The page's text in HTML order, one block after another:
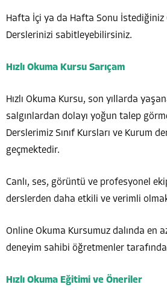
Hafta İçi ya da Hafta Sonu İstediğiniz
Derslerinizi sabitleyebilirsiniz.
Hızlı Okuma Kursu Sarıçam
Hızlı Okuma Kursu, son yıllarda
salgınlardan dolayı yoğun talep
Derslerimiz Sınıf Kursları ve Kurum
geçmektedir.
Canlı, ses, görüntü ve profesyonel
derslerden daha etkili ve verimli
Online Okuma Kursumuz dalında en
deneyim sahibi öğretmenler
Hızlı Okuma Eğitimi ve Öneriler